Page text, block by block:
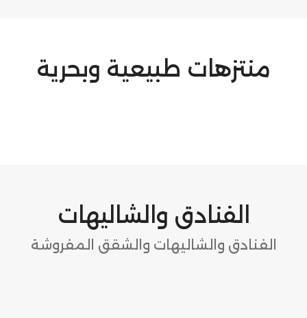
منتزهات طبيعية وبحرية
الفنادق والشاليهات
الفنادق والشاليهات والشقق المفروشة